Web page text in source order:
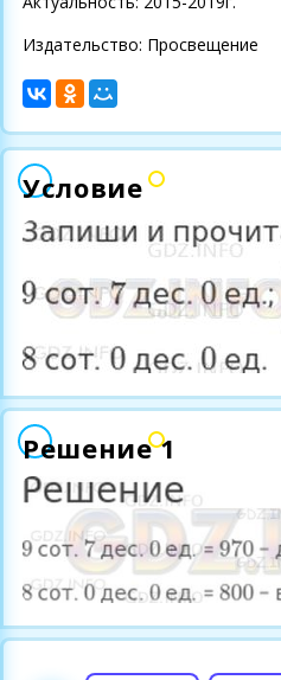
Издательство: Просвещение
Условие
Решение 1